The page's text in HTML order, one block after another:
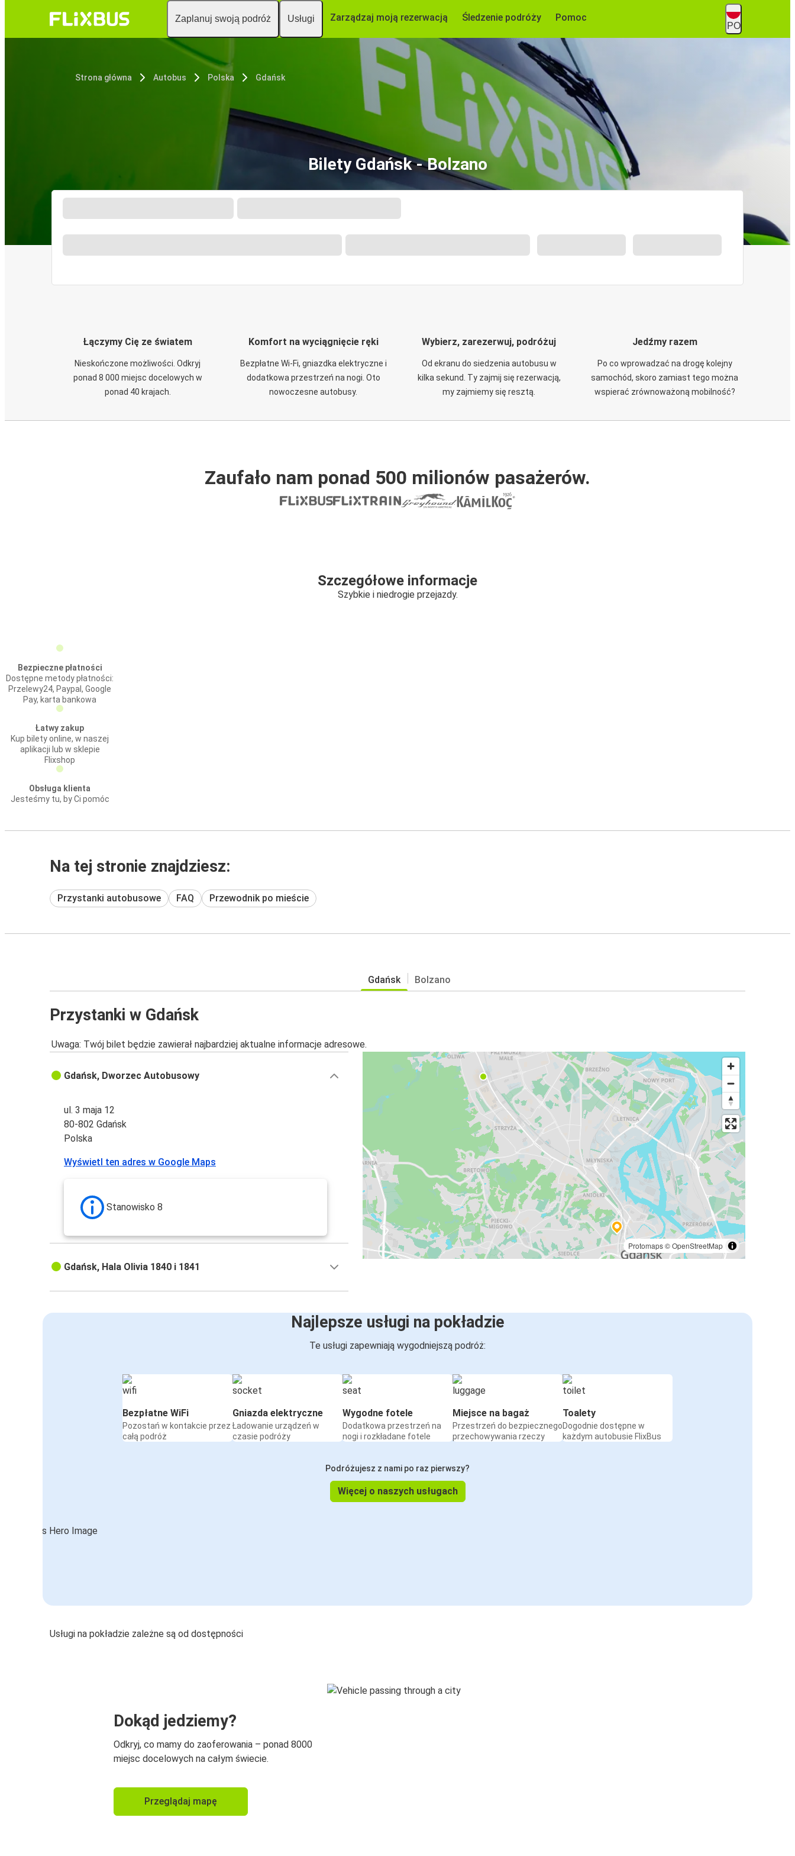
Zaplanuj swoją podróż Usługi Zarządzaj moją rezerwacją Śledzenie podróży Pomoc
PO
Strona główna Autobus Polska Gdańsk
Bilety Gdańsk - Bolzano
Łączymy Cię ze światem
Nieskończone możliwości. Odkryj
ponad 8 000 miejsc docelowych w
ponad 40 krajach.
Komfort na wyciągnięcie ręki
Bezpłatne Wi-Fi, gniazdka elektryczne i
dodatkowa przestrzeń na nogi. Oto
nowoczesne autobusy.
Wybierz, zarezerwuj, podróżuj
Od ekranu do siedzenia autobusu w
kilka sekund. Ty zajmij się rezerwacją,
my zajmiemy się resztą.
Jedźmy razem
Po co wprowadzać na drogę kolejny
samochód, skoro zamiast tego można
wspierać zrównoważoną mobilność?
Zaufało nam ponad 500 milionów pasażerów.
Szczegółowe informacje
Szybkie i niedrogie przejazdy.
Bezpieczne płatności
Dostępne metody płatności:
Przelewy24, Paypal, Google
Pay, karta bankowa
Łatwy zakup
Kup bilety online, w naszej
aplikacji lub w sklepie
Flixshop
Obsługa klienta
Jesteśmy tu, by Ci pomóc
Na tej stronie znajdziesz:
Przystanki autobusowe FAQ Przewodnik po mieście
Gdańsk Bolzano
Przystanki w Gdańsk
Uwaga: Twój bilet będzie zawierał najbardziej aktualne informacje adresowe.
Protomaps©OpenStreetMap
Gdańsk, Dworzec Autobusowy
ul. 3 maja 12
80-802 Gdańsk
Polska
Wyświetl ten adres w Google Maps
Stanowisko 8
Gdańsk, Hala Olivia 1840 i 1841
Najlepsze usługi na pokładzie
Te usługi zapewniają wygodniejszą podróż:
Bezpłatne WiFi
Pozostań w kontakcie przez
całą podróż
Gniazda elektryczne
Ładowanie urządzeń w
czasie podróży
Wygodne fotele
Dodatkowa przestrzeń na
nogi i rozkładane fotele
Miejsce na bagaż
Przestrzeń do bezpiecznego
przechowywania rzeczy
Toalety
Dogodnie dostępne w
każdym autobusie FlixBus
Podróżujesz z nami po raz pierwszy?
Więcej o naszych usługach
Usługi na pokładzie zależne są od dostępności
Dokąd jedziemy?
Odkryj, co mamy do zaoferowania – ponad 8000
miejsc docelowych na całym świecie.
Przeglądaj mapę